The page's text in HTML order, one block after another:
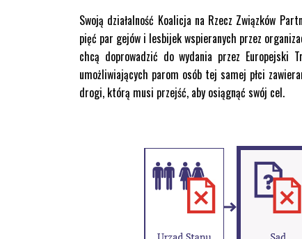
Swoją działalność Koalicja na Rzecz Związków
pięć par gejów i lesbijek wspieranych przez
chcą doprowadzić do wydania przez Europejski
umożliwiających parom osób tej samej płci
drogi, którą musi przejść, aby osiągnąć swój cel.